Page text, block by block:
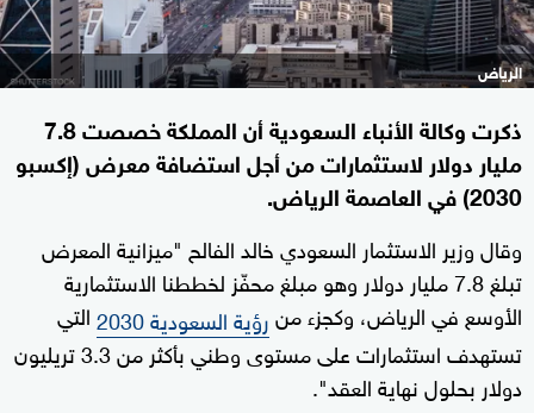
الرياض
ذكرت وكالة الأنباء السعودية أن المملكة خصصت 7.8
مليار دولار لاستثمارات من أجل استضافة معرض (إكسبو
2030) في العاصمة الرياض.
وقال وزير الاستثمار السعودي خالد الفالح "ميزانية المعرض
تبلغ 7.8 مليار دولار وهو مبلغ محفّز لخططنا الاستثمارية
الأوسع في الرياض، وكجزء منرؤية السعودية 2030
التي
تستهدف استثمارات على مستوى وطني بأكثر من 3.3 تريليون
دولار بحلول نهاية العقد".